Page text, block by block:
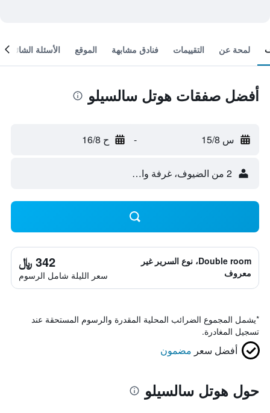
لمحة عن التقييمات فنادق مشابهة الموقع الأسئلة الشائعة
أفضل صفقات هوتل سالسيلو
س 15/8 - ح 16/8
2 من الضيوف، غرفة واحدة
Double room، نوع السرير غير
معروف
342 ﷼
سعر الليلة شامل الرسوم
*يشمل المجموع الضرائب المحلية المقدرة والرسوم المستحقة عند
تسجيل المغادرة.
أفضل سعر مضمون
حول هوتل سالسيلو